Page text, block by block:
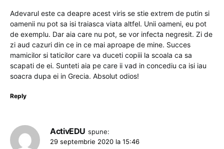
Adevarul este ca deapre acest viris se stie extrem de putin si
oamenii nu pot sa isi traiasca viata altfel. Unii oameni, eu pot
de exemplu. Dar aia care nu pot, se vor infecta negresit. Zi de
zi aud cazuri din ce in ce mai aproape de mine. Succes
mamicilor si taticilor care va duceti copiii la scoala ca sa
scapati de ei. Sunteti aia pe care ii vad in concediu ca isi iau
soacra dupa ei in Grecia. Absolut odios!
Reply
ActivEDU spune:
29 septembrie 2020 la 15:46